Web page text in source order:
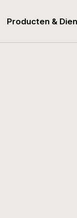
Producten &